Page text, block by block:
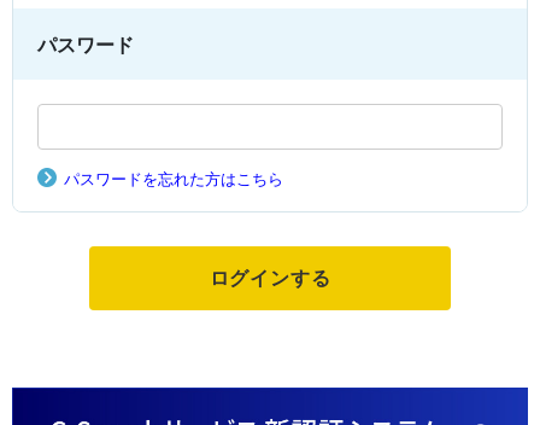
パスワード
パスワードを忘れた方はこちら